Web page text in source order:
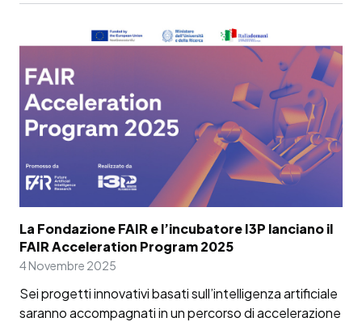
La Fondazione FAIR e l’incubatore I3P lanciano il
FAIR Acceleration Program 2025
4 Novembre 2025
Sei progetti innovativi basati sull’intelligenza artificiale
saranno accompagnati in un percorso di accelerazione